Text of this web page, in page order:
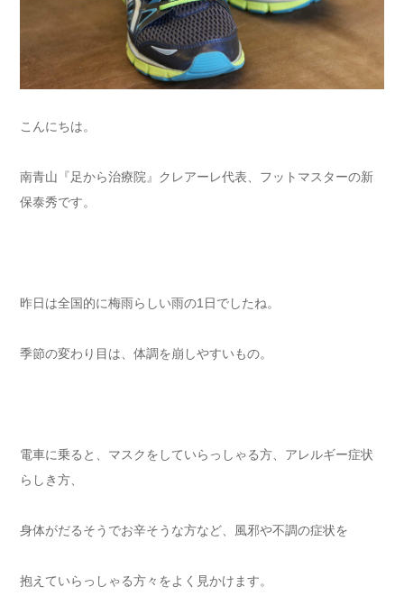
こんにちは。
南青山『足から治療院』クレアーレ代表、フットマスターの新
保泰秀です。
昨日は全国的に梅雨らしい雨の1日でしたね。
季節の変わり目は、体調を崩しやすいもの。
電車に乗ると、マスクをしていらっしゃる方、アレルギー症状
らしき方、
身体がだるそうでお辛そうな方など、風邪や不調の症状を
抱えていらっしゃる方々をよく見かけます。